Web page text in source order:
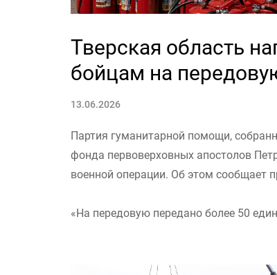
Тверская область
бойцам на
13.06.2026
Партия гуманитарной помощи,
фонда первоверховных апостолов
военной операции. Об этом сообщает
«На передовую передано более 50